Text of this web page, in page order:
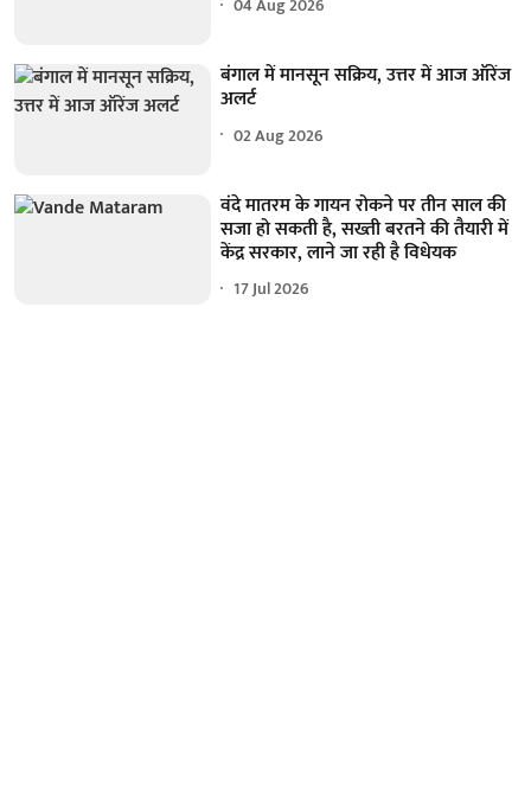
बंगाल में मानसून सक्रिय, उत्तर में आज ऑरेंज
अलर्ट
02 Aug 2026
वंदे मातरम के गायन रोकने पर तीन साल की
सजा हो सकती है, सख्ती बरतने की तैयारी में
केंद्र सरकार, लाने जा रही है विधेयक
17 Jul 2026